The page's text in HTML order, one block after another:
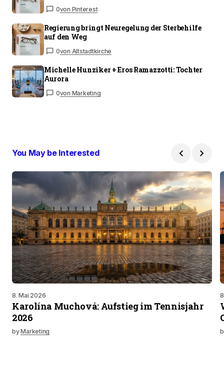
0von Pinterest
Regierung bringt Neuregelung der Sterbehilfe
auf den Weg
0von Altstadtkirche
Michelle Hunziker + Eros Ramazzotti: Tochter
Aurora
0von Marketing
You May be Interested
8. Mai 2026
Karolína Muchová: Aufstieg im Tennisjahr
2026
byMarketing